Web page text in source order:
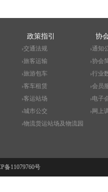
政策指引
交通法规
旅客运输
旅游包车
客车租赁
客运站场
城市公交
物流货运站场及物流园
协
通知
协会
行业
会员
电子
网上
备11079760号